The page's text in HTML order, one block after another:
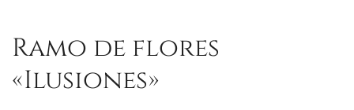
Ramo de flores
«Ilusiones»